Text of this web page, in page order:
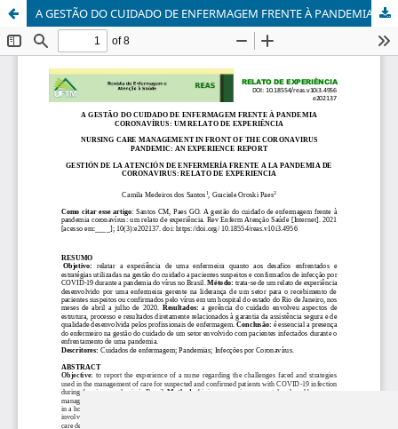
A GESTÃO DO CUIDADO DE ENFERMAGEM FRENTE À PANDEMIA CORONAVÍRUS: UM RELATO DE EXPERIÊNCIA